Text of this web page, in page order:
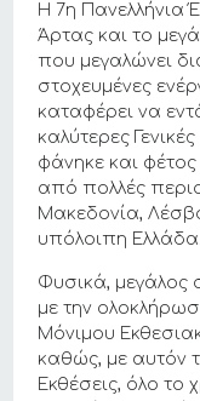
Η 7η Πανελλήνια
Άρτας και το
που μεγαλώνει
στοχευμένες
καταφέρει να
καλύτερες
φάνηκε και
από πολλές
Μακεδονία,
υπόλοιπη Ελλάδα.
Φυσικά, μεγάλος
με την
Μόνιμου
καθώς, με αυτόν
Εκθέσεις, όλο το